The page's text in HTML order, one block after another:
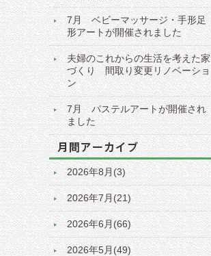
7月 ベビーマッサージ・手形足
形アートが開催されました
夫婦のこれからの生活を考えた家
づくり 間取り変更リノベーショ
ン
7月 パステルアートが開催され
ました
2026年8月(3)
2026年7月(21)
2026年6月(66)
2026年5月(49)